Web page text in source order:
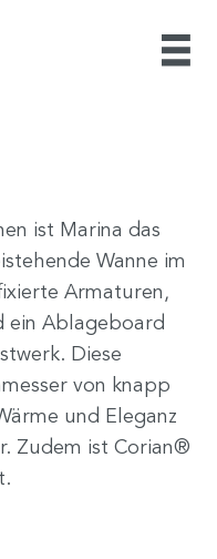
ist Marina das
Wanne im
Armaturen,
ein Ablageboard
Diese
von knapp
und Eleganz
Zudem ist Corian®